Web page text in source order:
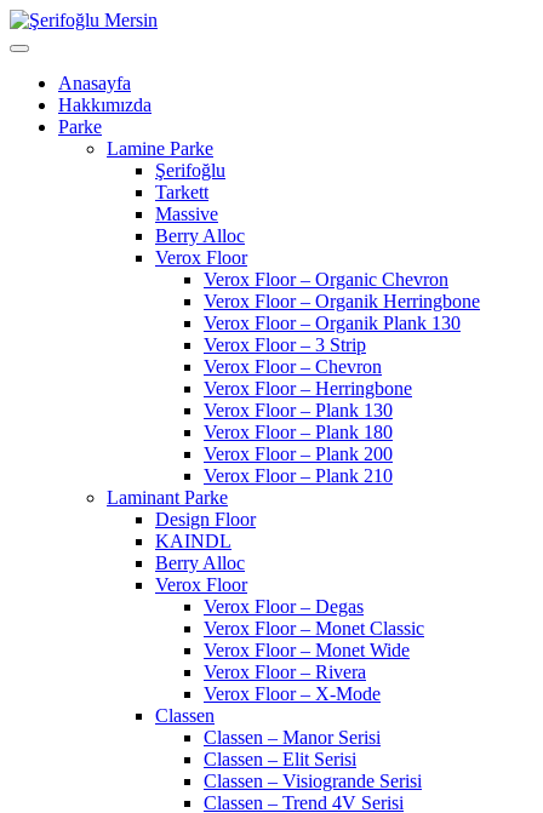
Anasayfa
Hakkımızda
Parke
Lamine Parke
Şerifoğlu
Tarkett
Massive
Berry Alloc
Verox Floor
Verox Floor – Organic Chevron
Verox Floor – Organik Herringbone
Verox Floor – Organik Plank 130
Verox Floor – 3 Strip
Verox Floor – Chevron
Verox Floor – Herringbone
Verox Floor – Plank 130
Verox Floor – Plank 180
Verox Floor – Plank 200
Verox Floor – Plank 210
Laminant Parke
Design Floor
KAINDL
Berry Alloc
Verox Floor
Verox Floor – Degas
Verox Floor – Monet Classic
Verox Floor – Monet Wide
Verox Floor – Rivera
Verox Floor – X-Mode
Classen
Classen – Manor Serisi
Classen – Elit Serisi
Classen – Visiogrande Serisi
Classen – Trend 4V Serisi